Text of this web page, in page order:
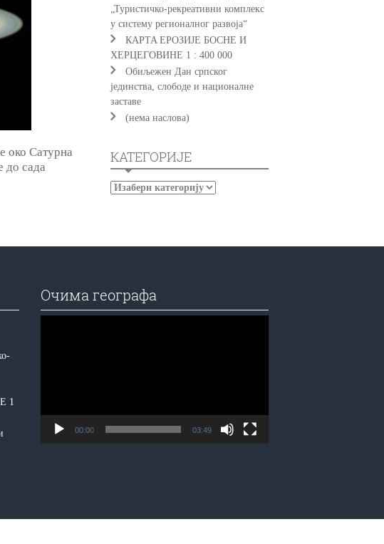
око Сатурна
до сада
„Туристичко-рекреативни комплекс
у систему регионалног развоја“
КAРTA EРOЗИJE БOСНE И
ХEРЦEГOВИНE 1 : 400 000
Обиљежен Дан српског
јединства, слободе и националне
заставе
(нема наслова)
КАТЕГОРИЈЕ
1
Очима географа
00:00 03:49